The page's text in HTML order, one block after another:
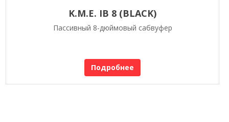
K.M.E. IB 8 (BLACK)
Пассивный 8-дюймовый сабвуфер
Подробнее